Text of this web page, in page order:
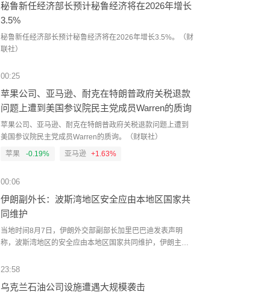
秘鲁新任经济部长预计秘鲁经济将在2026年增长
3.5%
秘鲁新任经济部长预计秘鲁经济将在2026年增长3.5%。（财
联社）
00:25
苹果公司、亚马逊、耐克在特朗普政府关税退款
问题上遭到美国参议院民主党成员Warren的质询
苹果公司、亚马逊、耐克在特朗普政府关税退款问题上遭到
美国参议院民主党成员Warren的质询。（财联社）
苹果
-0.19% 亚马逊 +1.63%
00:06
伊朗副外长：波斯湾地区安全应由本地区国家共
同维护
当地时间8月7日，伊朗外交部副部长加里巴巴迪发表声明
称，波斯湾地区的安全应由本地区国家共同维护，伊朗主张
迪指出，伊朗已向联合国安理会提交并记录了部分来自他国
同时表示，基于目前掌握的信息，地区国家已深刻意识到冲
23:58
乌克兰石油公司设施遭遇大规模袭击